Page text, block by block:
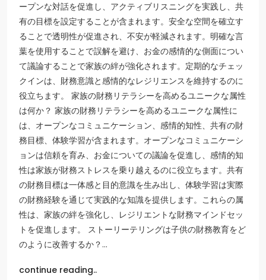
ープンな対話を促進し、アクティブリスニングを実践し、共
有の目標を設定することが含まれます。安全な空間を確立す
ることで透明性が促進され、不安が軽減されます。明確な言
葉を使用することで誤解を避け、お金の感情的な側面につい
て議論することで家族の絆が強化されます。定期的なチェッ
クインは、財務意識と感情的なレジリエンスを維持するのに
役立ちます。 家族の財務リテラシーを高めるユニークな属性
は何か？ 家族の財務リテラシーを高めるユニークな属性に
は、オープンなコミュニケーション、感情的知性、共有の財
務目標、体験学習が含まれます。オープンなコミュニケーシ
ョンは信頼を育み、お金についての議論を促進し、感情的知
性は家族が財務ストレスを乗り越えるのに役立ちます。共有
の財務目標は一体感と目的意識を生み出し、体験学習は実際
の財務経験を通じて実践的な知識を提供します。これらの属
性は、家族の絆を強化し、レジリエントな財務マインドセッ
トを促進します。 ストーリーテリングは子供の財務教育をど
のように改善するか？…
continue reading..